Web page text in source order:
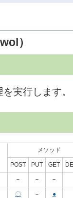
）
実行します。
メソッド
POST PUT GET
－ － －
〇 － ●